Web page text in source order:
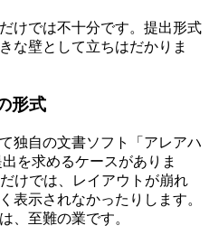
けでは不十分です。提出形式
な壁として立ちはだかりま
形式
独自の文書ソフト「アレアハ
を求めるケースがありま
けでは、レイアウトが崩れ
表示されなかったりします。
、至難の業です。